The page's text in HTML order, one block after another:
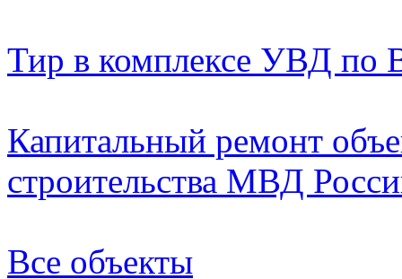
Тир в комплексе УВД по
Капитальный ремонт
строительства МВД
Все объекты